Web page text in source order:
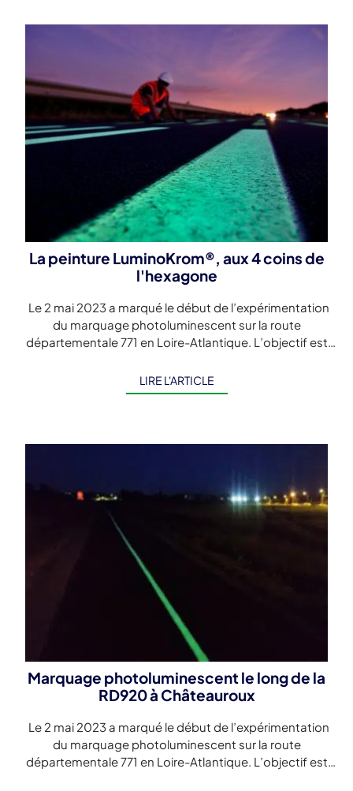
La peinture LuminoKrom®, aux 4 coins de
l'hexagone
Le 2 mai 2023 a marqué le début de l’expérimentation
du marquage photoluminescent sur la route
départementale 771 en Loire-Atlantique. L’objectif est
LIRE L'ARTICLE
Marquage photoluminescent le long de la
RD920 à Châteauroux
Le 2 mai 2023 a marqué le début de l’expérimentation
du marquage photoluminescent sur la route
départementale 771 en Loire-Atlantique. L’objectif est